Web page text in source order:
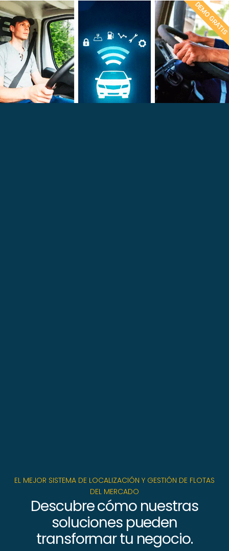
EL MEJOR SISTEMA DE LOCALIZACIÓN Y GESTIÓN DE FLOTAS
DEL MERCADO
Descubre cómo nuestras
soluciones pueden
transformar tu negocio.
DEMO GRATIS